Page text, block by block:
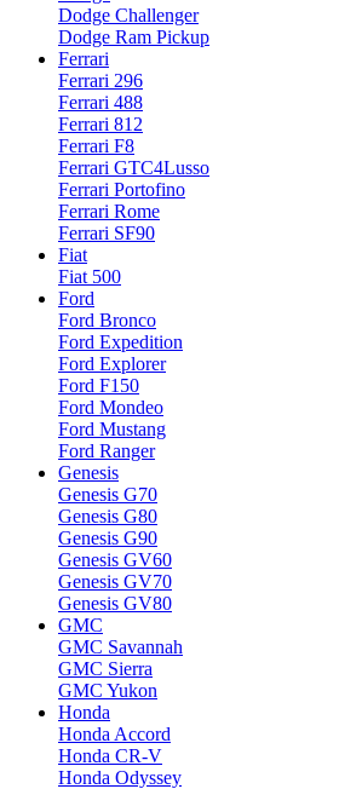
Dodge Challenger
Dodge Ram Pickup
Ferrari
Ferrari 296
Ferrari 488
Ferrari 812
Ferrari F8
Ferrari GTC4Lusso
Ferrari Portofino
Ferrari Rome
Ferrari SF90
Fiat
Fiat 500
Ford
Ford Bronco
Ford Expedition
Ford Explorer
Ford F150
Ford Mondeo
Ford Mustang
Ford Ranger
Genesis
Genesis G70
Genesis G80
Genesis G90
Genesis GV60
Genesis GV70
Genesis GV80
GMC
GMC Savannah
GMC Sierra
GMC Yukon
Honda
Honda Accord
Honda CR-V
Honda Odyssey